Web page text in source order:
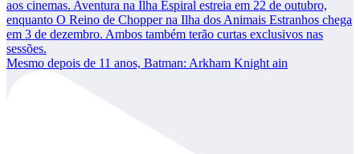
Mesmo depois de 11 anos, Batman: Arkham Knight ain